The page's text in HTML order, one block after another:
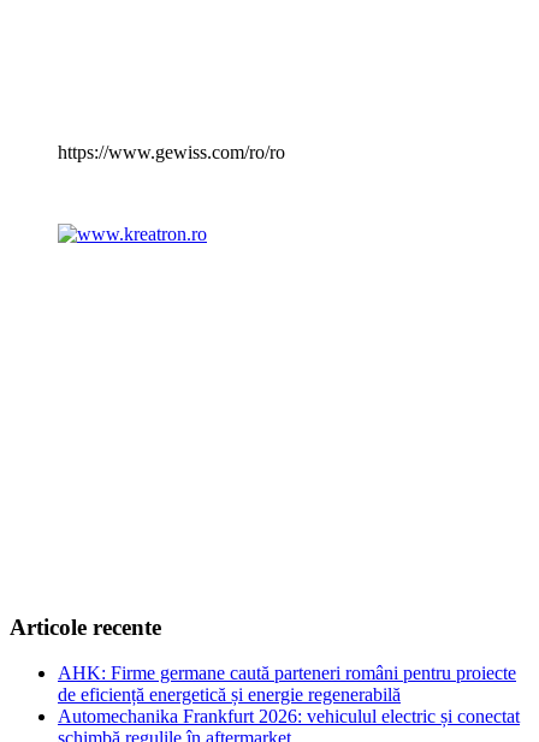
https://www.gewiss.com/ro/ro
Articole recente
AHK: Firme germane caută parteneri români pentru proiecte
de eficiență energetică și energie regenerabilă
Automechanika Frankfurt 2026: vehiculul electric și conectat